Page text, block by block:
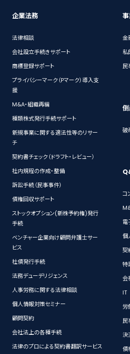
企業法務
法律相談
会社設立手続きサポート
商標登録サポート
プライバシーマーク（Pマーク）導入支
援
M&A・組織再編
種類株式発行手続サポート
新規事業に関する適法性等のリサー
チ
契約書チェック（ドラフト・レビュー）
社内規程の作成・整備
訴訟手続（民事事件）
債権回収サポート
ストックオプション(新株予約権)発行
手続
ベンチャー企業向け顧問弁護士サー
ビス
社債発行手続
法務デューデリジェンス
人事労務に関する法律相談
個人情報対策セミナー
顧問契約
会社法上の各種手続
法律のプロによる契約書翻訳サービス
金
私
民
破
コ
電
個
契
特
会
IT
労
民
決
債